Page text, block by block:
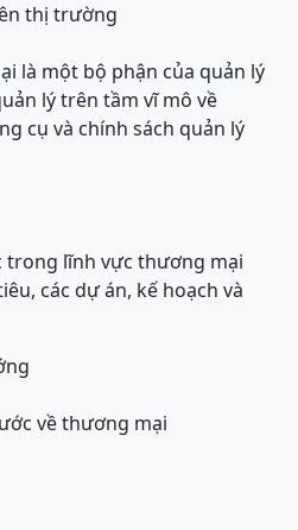
thị trường
là một bộ phận của quản lý
lý trên tầm vĩ mô về
cụ và chính sách quản lý
lĩnh vực thương mại
các dự án, kế hoạch và
về thương mại